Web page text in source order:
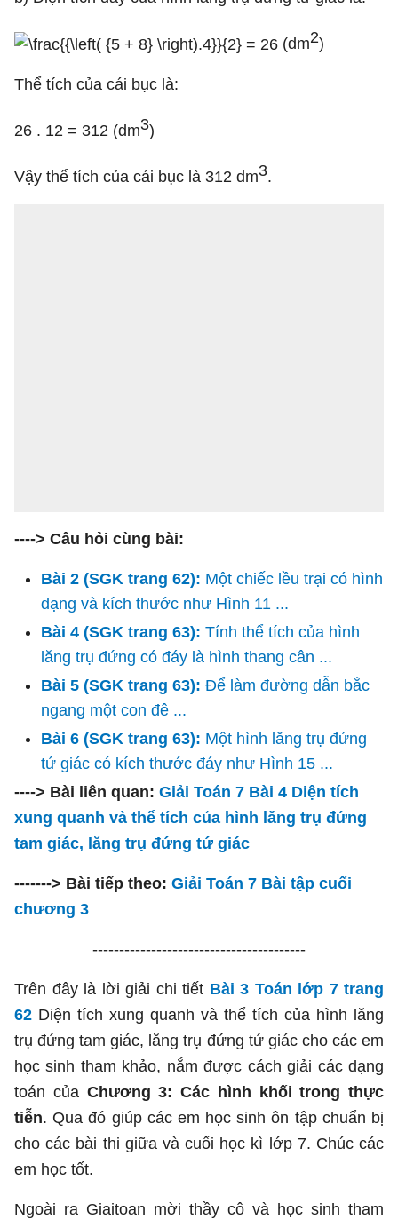
(dm2)
Thể tích của cái bục là:
26 . 12 = 312 (dm3)
Vậy thể tích của cái bục là 312 dm3.
----> Câu hỏi cùng bài:
Bài 2 (SGK trang 62): Một chiếc lều trại có hình
dạng và kích thước như Hình 11 ...
Bài 4 (SGK trang 63): Tính thể tích của hình
lăng trụ đứng có đáy là hình thang cân ...
Bài 5 (SGK trang 63): Để làm đường dẫn bắc
ngang một con đê ...
Bài 6 (SGK trang 63): Một hình lăng trụ đứng
tứ giác có kích thước đáy như Hình 15 ...
----> Bài liên quan: Giải Toán 7 Bài 4 Diện tích
xung quanh và thể tích của hình lăng trụ đứng
tam giác, lăng trụ đứng tứ giác
-------> Bài tiếp theo: Giải Toán 7 Bài tập cuối
chương 3
----------------------------------------
Trên đây là lời giải chi tiết Bài 3 Toán lớp 7 trang
62 Diện tích xung quanh và thể tích của hình lăng
trụ đứng tam giác, lăng trụ đứng tứ giác cho các em
học sinh tham khảo, nắm được cách giải các dạng
toán của Chương 3: Các hình khối trong thực
tiễn. Qua đó giúp các em học sinh ôn tập chuẩn bị
cho các bài thi giữa và cuối học kì lớp 7. Chúc các
em học tốt.
Ngoài ra Giaitoan mời thầy cô và học sinh tham